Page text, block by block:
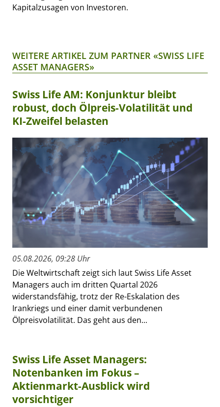
Kapitalzusagen von Investoren.
WEITERE ARTIKEL ZUM PARTNER «SWISS LIFE
ASSET MANAGERS»
Swiss Life AM: Konjunktur bleibt
robust, doch Ölpreis-Volatilität und
KI-Zweifel belasten
05.08.2026, 09:28 Uhr
Die Weltwirtschaft zeigt sich laut Swiss Life Asset
Managers auch im dritten Quartal 2026
widerstandsfähig, trotz der Re-Eskalation des
Irankriegs und einer damit verbundenen
Ölpreisvolatilität. Das geht aus den...
Swiss Life Asset Managers:
Notenbanken im Fokus –
Aktienmarkt-Ausblick wird
vorsichtiger